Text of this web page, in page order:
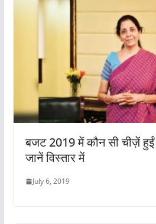
बजट 2019 में कौन सी चीज़ें
जानें विस्तार में
July 6, 2019